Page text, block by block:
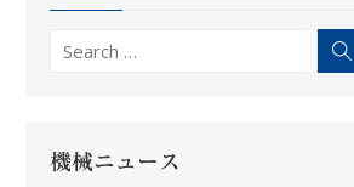
Search
機械ニュース